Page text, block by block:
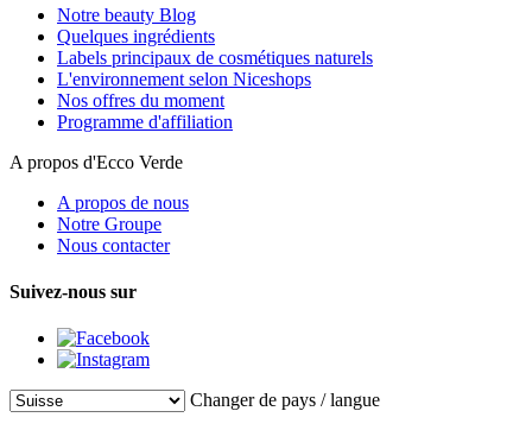
Notre beauty Blog
Quelques ingrédients
Labels principaux de cosmétiques naturels
L'environnement selon Niceshops
Nos offres du moment
Programme d'affiliation
A propos d'Ecco Verde
A propos de nous
Notre Groupe
Nous contacter
Suivez-nous sur
Changer de pays / langue